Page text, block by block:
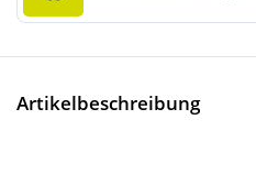
Artikelbeschreibung